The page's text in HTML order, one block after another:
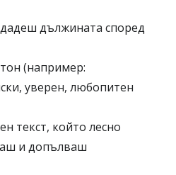
дължината според
(например:
уверен, любопитен
текст, който лесно
и допълваш